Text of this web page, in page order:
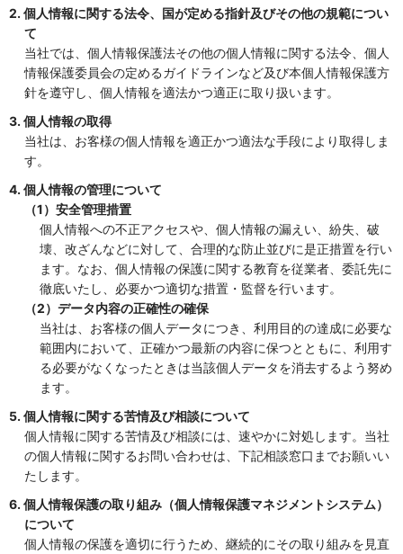
2. 個人情報に関する法令、国が定める指針及びその他の規範につい
て
当社では、個人情報保護法その他の個人情報に関する法令、個人
情報保護委員会の定めるガイドラインなど及び本個人情報保護方
針を遵守し、個人情報を適法かつ適正に取り扱います。
3. 個人情報の取得
当社は、お客様の個人情報を適正かつ適法な手段により取得しま
す。
4. 個人情報の管理について
（1）安全管理措置
個人情報への不正アクセスや、個人情報の漏えい、紛失、破
壊、改ざんなどに対して、合理的な防止並びに是正措置を行い
ます。なお、個人情報の保護に関する教育を従業者、委託先に
徹底いたし、必要かつ適切な措置・監督を行います。
（2）データ内容の正確性の確保
当社は、お客様の個人データにつき、利用目的の達成に必要な
範囲内において、正確かつ最新の内容に保つとともに、利用す
る必要がなくなったときは当該個人データを消去するよう努め
ます。
5. 個人情報に関する苦情及び相談について
個人情報に関する苦情及び相談には、速やかに対処します。当社
の個人情報に関するお問い合わせは、下記相談窓口までお願いい
たします。
6. 個人情報保護の取り組み（個人情報保護マネジメントシステム）
について
個人情報の保護を適切に行うため、継続的にその取り組みを見直